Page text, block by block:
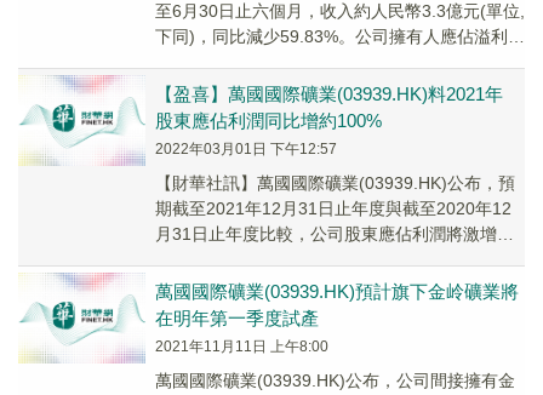
至6月30日止六個月，收入約人民幣3.3億元(單位,
下同)，同比減少59.83%。公司擁有人應佔溢利
【盈喜】萬國國際礦業(03939.HK)料2021年
股東應佔利潤同比增約100%
2022年03月01日 下午12:57
【財華社訊】萬國國際礦業(03939.HK)公布，預
期截至2021年12月31日止年度與截至2020年12
月31日止年度比較，公司股東應佔利潤將激增約
萬國國際礦業(03939.HK)預計旗下金岭礦業將
在明年第一季度試產
2021年11月11日 上午8:00
萬國國際礦業(03939.HK)公布，公司間接擁有金